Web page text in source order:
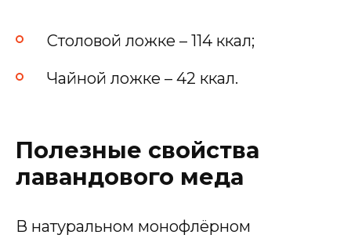
Столовой ложке – 114 ккал;
Чайной ложке – 42 ккал.
Полезные свойства
лавандового меда
В натуральном монофлёрном